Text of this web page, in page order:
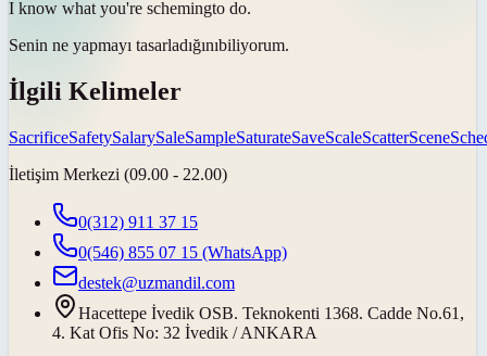
I know what you're schemingto do.
Senin ne yapmayı tasarladığınıbiliyorum.
İlgili Kelimeler
SacrificeSafetySalarySaleSampleSaturateSaveScaleScatterScene
İletişim Merkezi (09.00 - 22.00)
0(312) 911 37 15
0(546) 855 07 15 (WhatsApp)
destek@uzmandil.com
Hacettepe İvedik OSB. Teknokenti 1368. Cadde No.61,
4. Kat Ofis No: 32 İvedik / ANKARA